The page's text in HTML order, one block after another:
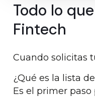
Todo lo
Fintech
Cuando solicitas
¿Qué es la lista
Es el primer paso